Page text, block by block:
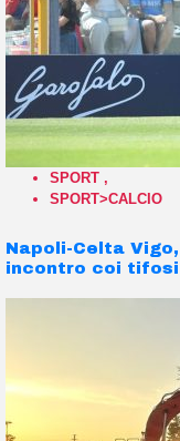
SPORT ,
SPORT>CALCIO
Napoli-Celta
incontro coi tifosi